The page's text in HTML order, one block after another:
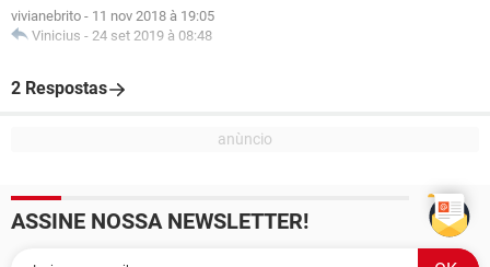
vivianebrito - 11 nov 2018 à 19:05
Vinicius - 24 set 2019 à 08:48
2 Respostas
ASSINE NOSSA NEWSLETTER!